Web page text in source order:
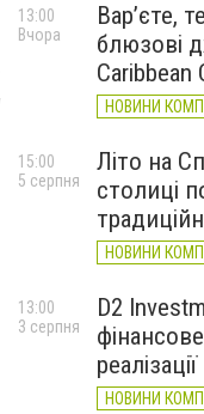
Вар’єте,
блюзові
Caribbean
НОВИНИ
13:00
Вчора
Літо на
столиці
НОВИНИ
15:00
5 серпня
D2
НОВИНИ
13:00
3 серпня